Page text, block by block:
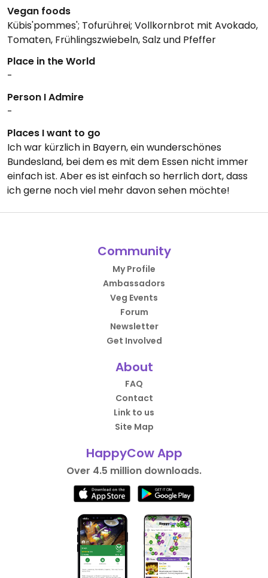
Vegan foods
Kübis'pommes'; Tofurührei; Vollkornbrot mit Avokado,
Tomaten, Frühlingszwiebeln, Salz und Pfeffer
Place in the World
-
Person I Admire
-
Places I want to go
Ich war kürzlich in Bayern, ein wunderschönes
Bundesland, bei dem es mit dem Essen nicht immer
einfach ist. Aber es ist einfach so herrlich dort, dass
ich gerne noch viel mehr davon sehen möchte!
Community
My Profile
Ambassadors
Veg Events
Forum
Newsletter
Get Involved
About
FAQ
Contact
Link to us
Site Map
HappyCow App
Over 4.5 million downloads.